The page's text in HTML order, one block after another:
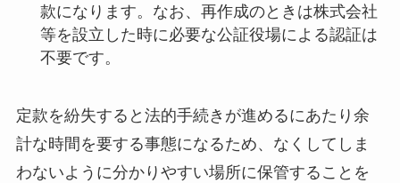
款になります。なお、再作成のときは株式会社
等を設立した時に必要な公証役場による認証は
不要です。
定款を紛失すると法的手続きが進めるにあたり余
計な時間を要する事態になるため、なくしてしま
わないように分かりやすい場所に保管することを